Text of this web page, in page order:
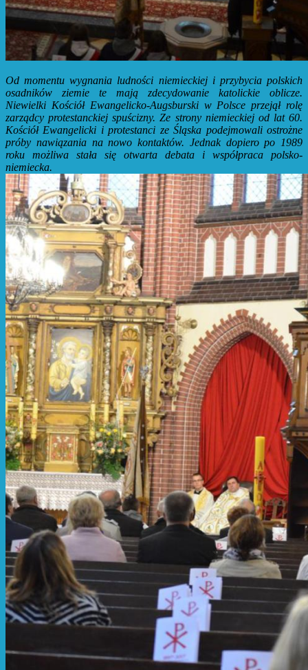
Od momentu wygnania ludności niemieckiej i przybycia polskich
osadników ziemie te mają zdecydowanie katolickie oblicze.
Niewielki Kościół Ewangelicko-Augsburski w Polsce przejął rolę
zarządcy protestanckiej spuścizny. Ze strony niemieckiej od lat 60.
Kościół Ewangelicki i protestanci ze Śląska podejmowali ostrożne
próby nawiązania na nowo kontaktów. Jednak dopiero po 1989
roku możliwa stała się otwarta debata i współpraca polsko-
niemiecka.